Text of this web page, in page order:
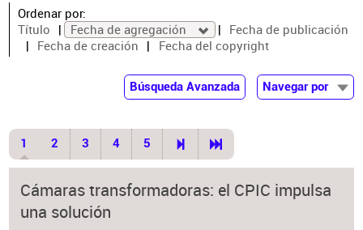
Ordenar por:
Título
Fecha de agregación
Fecha de publicación
Fecha de creación
Fecha del copyright
Búsqueda Avanzada
Navegar por
1 2 3 4 5
Cámaras transformadoras: el CPIC impulsa
una solución